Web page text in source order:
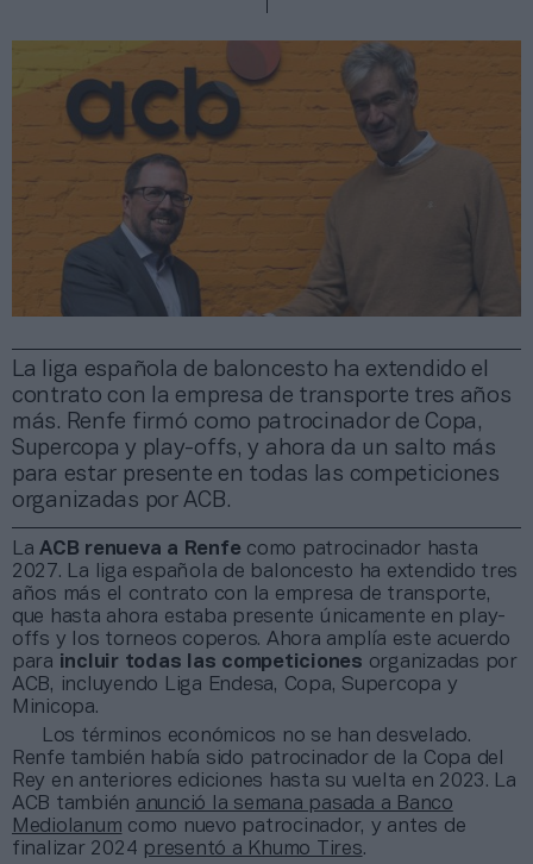
La liga española de baloncesto ha extendido el
contrato con la empresa de transporte tres años
más. Renfe firmó como patrocinador de Copa,
Supercopa y play-offs, y ahora da un salto más
para estar presente en todas las competiciones
organizadas por ACB.
LaACB renueva a Renfe como patrocinador hasta
2027. La liga española de baloncesto ha extendido tres
años más el contrato con la empresa de transporte,
que hasta ahora estaba presente únicamente en play-
offs y los torneos coperos. Ahora amplía este acuerdo
para incluir todas las competiciones organizadas por
ACB, incluyendo Liga Endesa, Copa, Supercopa y
Minicopa.
Los términos económicos no se han desvelado.
Renfe también había sido patrocinador de la Copa del
Rey en anteriores ediciones hasta su vuelta en 2023. La
ACB también anunció la semana pasada a Banco
Mediolanum como nuevo patrocinador, y antes de
finalizar 2024 presentó a Khumo Tires.